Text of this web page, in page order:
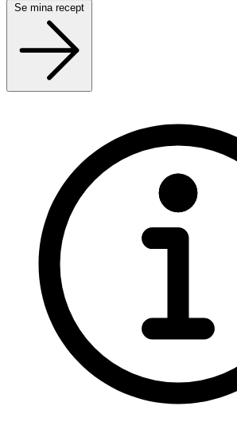
Se mina recept